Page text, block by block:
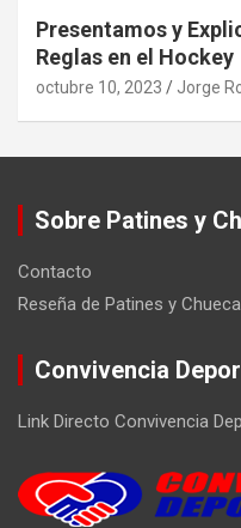
Presentamos y
Reglas en el Hockey
octubre 10, 2023 Jorge
Sobre Patines y
Contacto
Reseña de Patines y
Convivencia
Link Directo Convivencia